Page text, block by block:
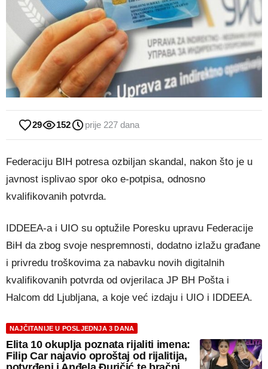
29 152 prije 227 dana
Federaciju BIH potresa ozbiljan skandal, nakon što je u
javnost isplivao spor oko e-potpisa, odnosno
kvalifikovanih potvrda.
IDDEEA-a i UIO su optužile Poresku upravu Federacije
BiH da zbog svoje nespremnosti, dodatno izlažu građane
i privredu troškovima za nabavku novih digitalnih
kvalifikovanih potvrda od ovjerilaca JP BH Pošta i
Halcom dd Ljubljana, a koje već izdaju i UIO i IDDEEA.
NAJČITANIJE U POSLJEDNJA 3 DANA
Elita 10 okuplja poznata rijaliti imena:
Filip Car najavio oproštaj od rijalitija,